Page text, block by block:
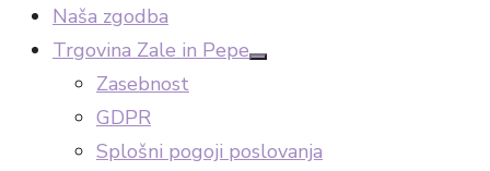
Naša zgodba
Trgovina Zale in Pepe
Show
Zasebnost
GDPR
Splošni pogoji poslovanja